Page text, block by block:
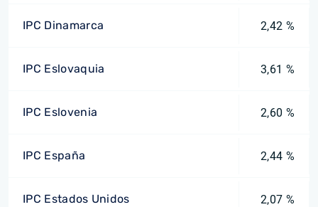
IPC Dinamarca 2,42 %
IPC Eslovaquia 3,61 %
IPC Eslovenia 2,60 %
IPC España 2,44 %
IPC Estados Unidos 2,07 %